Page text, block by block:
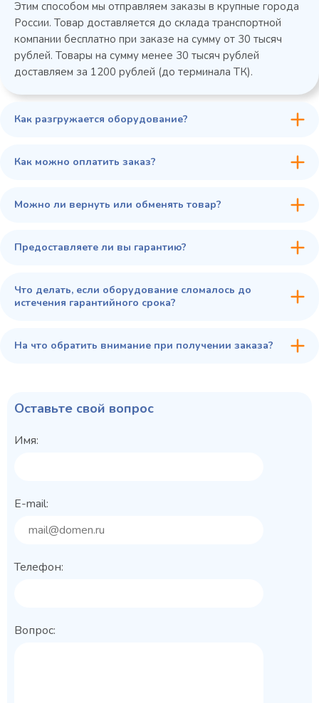
45 900 ₽
Этим способом мы отправляем заказы в крупные города
России. Товар доставляется до склада транспортной
компании бесплатно при заказе на сумму от 30 тысяч
рублей. Товары на сумму менее 30 тысяч рублей
доставляем за 1200 рублей (до терминала ТК).
Как разгружается оборудование?
Как можно оплатить заказ?
Можно ли вернуть или обменять товар?
Предоставляете ли вы гарантию?
Что делать, если оборудование сломалось до
истечения гарантийного срока?
На что обратить внимание при получении заказа?
Оставьте свой вопрос
Имя:
E-mail:
Телефон:
Вопрос: